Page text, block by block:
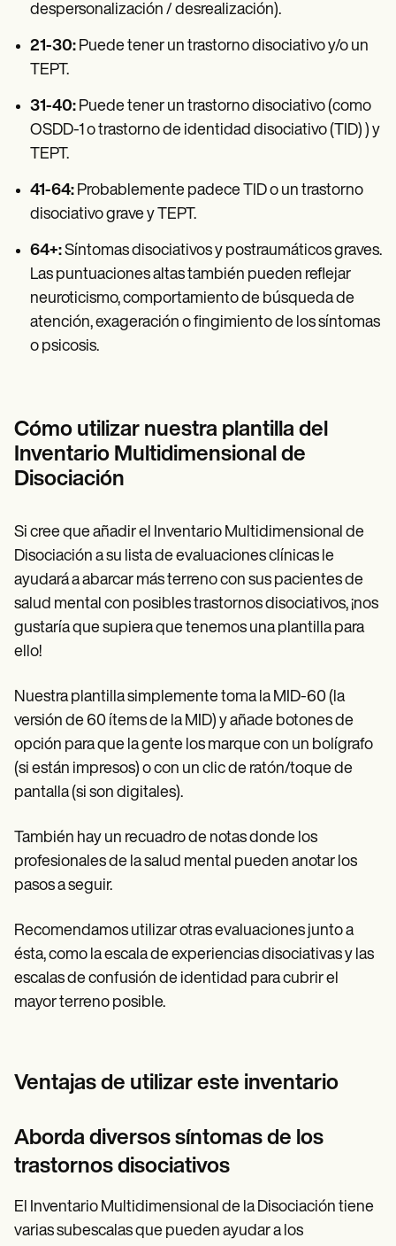
despersonalización / desrealización).
21-30: Puede tener un trastorno disociativo y/o un
TEPT.
31-40: Puede tener un trastorno disociativo (como
OSDD-1 o trastorno de identidad disociativo (TID) ) y
TEPT.
41-64: Probablemente padece TID o un trastorno
disociativo grave y TEPT.
64+:Síntomas disociativos y postraumáticos graves.
Las puntuaciones altas también pueden reflejar
neuroticismo, comportamiento de búsqueda de
atención, exageración o fingimiento de los síntomas
o psicosis.
Cómo utilizar nuestra plantilla del
Inventario Multidimensional de
Disociación
Si cree que añadir el Inventario Multidimensional de
Disociación a su lista de evaluaciones clínicas le
ayudará a abarcar más terreno con sus pacientes de
salud mental con posibles trastornos disociativos, ¡nos
gustaría que supiera que tenemos una plantilla para
ello!
Nuestra plantilla simplemente toma la MID-60 (la
versión de 60 ítems de la MID) y añade botones de
opción para que la gente los marque con un bolígrafo
(si están impresos) o con un clic de ratón/toque de
pantalla (si son digitales).
También hay un recuadro de notas donde los
profesionales de la salud mental pueden anotar los
pasos a seguir.
Recomendamos utilizar otras evaluaciones junto a
ésta, como la escala de experiencias disociativas y las
escalas de confusión de identidad para cubrir el
mayor terreno posible.
Ventajas de utilizar este inventario
Aborda diversos síntomas de los
trastornos disociativos
El Inventario Multidimensional de la Disociación tiene
varias subescalas que pueden ayudar a los